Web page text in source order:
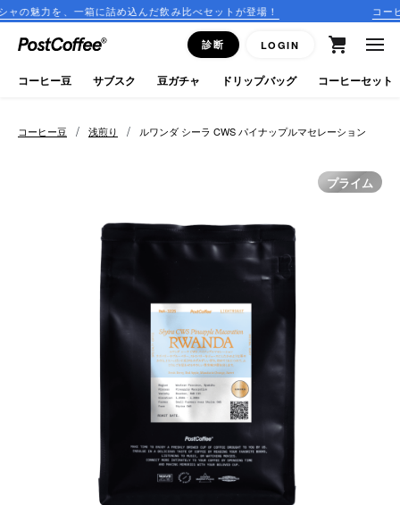
め込んだ飲み比べセットが登場！ コーヒーのサブスクリプシ
診断 LOGIN
close
ログイン
新規会員登録
keyboard_arrow_right
コーヒー豆 / 浅煎り / ルワンダ シーラ CWS パイナップルマセレーション
プライム
コーヒー豆 サブスク 豆ガチャ ドリップバッグ コーヒーセット